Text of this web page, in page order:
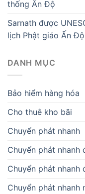
thống Ấn Độ
Sarnath được
lịch Phật giáo Ấn Độ
DANH MỤC
Bảo hiểm hàng hóa
Cho thuê kho bãi
Chuyển phát nhanh
Chuyển phát nhanh
Chuyển phát nhanh
Chuyển phát nhanh